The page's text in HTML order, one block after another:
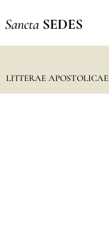
Sancta SEDES
LITTERAE APOSTOLICAE